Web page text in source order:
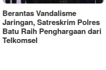
Berantas Vandalisme
Jaringan, Satreskrim Polres
Batu Raih Penghargaan dari
Telkomsel